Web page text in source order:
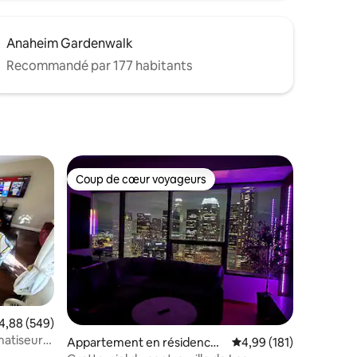
Anaheim Gardenwalk
Recommandé par 177 habitants
: 4,93 sur 5
moyenne sur la base de 549 commentaires : 4,88 sur 5
(549)
Coup de cœur voyageurs
Coup de cœur voyageurs
Appartement en résidence ⋅
Évaluation moyenne
4,99 (181)